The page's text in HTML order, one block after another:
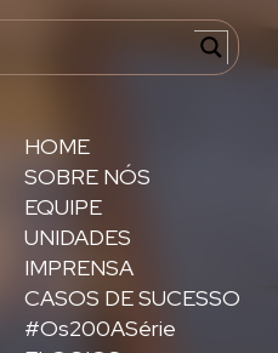
HOME
SOBRE NÓS
EQUIPE
UNIDADES
IMPRENSA
CASOS DE SUCESSO
#Os200ASérie